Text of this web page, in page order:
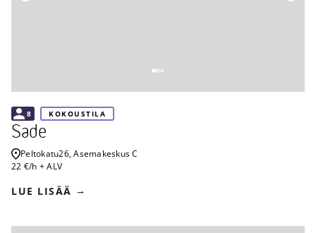
8 KOKOUSTILA
Sade
Peltokatu26, Asemakeskus C
22 €/h + ALV
LUE LISÄÄ